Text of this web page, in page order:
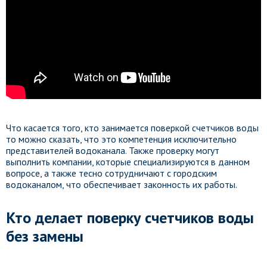
Что касается того, кто занимается поверкой счетчиков воды
то можно сказать, что это компетенция исключительно
представителей водоканала. Также проверку могут
выполнить компании, которые специализируются в данном
вопросе, а также тесно сотрудничают с городским
водоканалом, что обеспечивает законность их работы.
Кто делает поверку счетчиков воды
без замены